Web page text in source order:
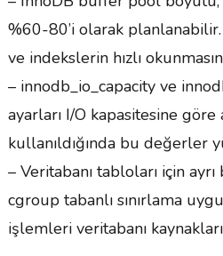
%60-80’i olarak
ve indekslerin hızlı
– innodb_io_capacity ve
ayarları I/O kapasitesine göre
kullanıldığında bu değerler
– Veritabanı tabloları için
cgroup tabanlı sınırlama
işlemleri veritabanı